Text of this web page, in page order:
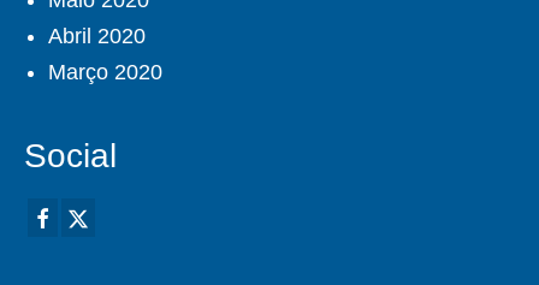
Abril 2020
Março 2020
Social